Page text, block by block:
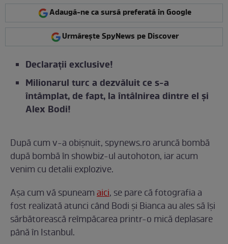
Adaugă-ne ca sursă preferată în Google
Urmărește SpyNews pe Discover
Declarații exclusive!
Milionarul turc a dezvăluit ce s-a
întâmplat, de fapt, la întâlnirea dintre el și
Alex Bodi!
După cum v-a obișnuit, spynews.ro aruncă bombă
după bombă în showbiz-ul autohoton, iar acum
venim cu detalii explozive.
Așa cum vă spuneamaici, se pare că fotografia a
fost realizată atunci când Bodi și Bianca au ales să își
sărbătorească reîmpăcarea printr-o mică deplasare
până în Istanbul.